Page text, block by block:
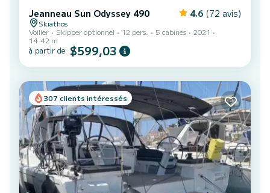
Jeanneau Sun Odyssey 490 4.6 (72 avis)
Skiathos
Voilier
Skipper optionnel 12 pers. 5 cabines
2021
14.42 m
à partir de $599,03
307 clients intéressés